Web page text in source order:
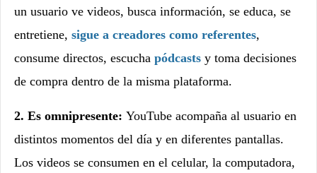
un usuario ve videos, busca información, se educa, se
entretiene, sigue a creadores como referentes,
consume directos, escucha pódcasts y toma decisiones
de compra dentro de la misma plataforma.
2. Es omnipresente: YouTube acompaña al usuario en
distintos momentos del día y en diferentes pantallas.
Los videos se consumen en el celular, la computadora,